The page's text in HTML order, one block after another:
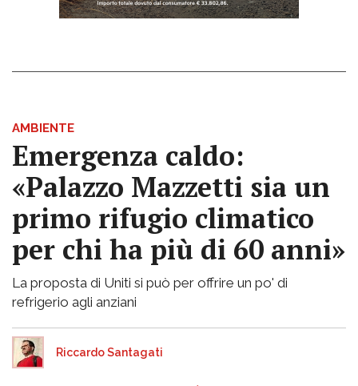
AMBIENTE
Emergenza caldo:
«Palazzo Mazzetti sia un
primo rifugio climatico
per chi ha più di 60 anni»
La proposta di Uniti si può per offrire un po' di
refrigerio agli anziani
Riccardo Santagati